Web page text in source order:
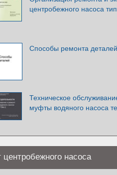
центробежного насоса
Способы ремонта деталей
Техническое
муфты водяного насоса
насоса